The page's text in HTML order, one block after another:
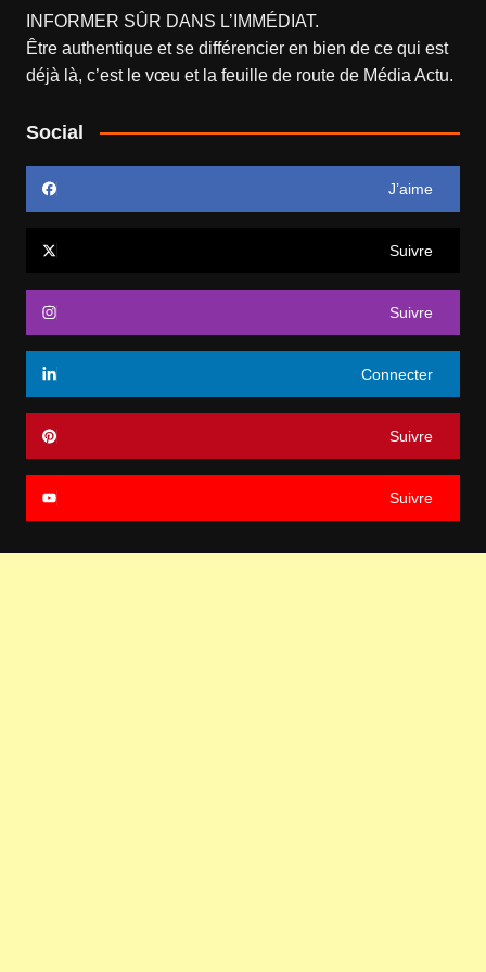
INFORMER SÛR DANS L’IMMÉDIAT.
Être authentique et se différencier en bien de ce qui est
déjà là, c’est le vœu et la feuille de route de Média Actu.
Social
J’aime
Suivre
Suivre
Connecter
Suivre
Suivre